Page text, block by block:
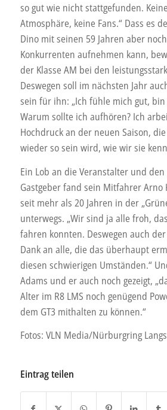
so gut wie nicht stattgefunden.
Atmosphäre, keine Fans.“ Dass es
Dino mit seinen 59 Jahren aber
Konkurrenten aufnehmen kann,
der Klasse AM bei den
Deswegen soll im nächsten Jahr
sein für ihn: „Ich fühle mich gut,
Warum sollte ich aufhören? Ich
Hochdruck an der neuen Saison,
wieder so sein wird, wie wir sie
Ein Lob an die Veranstalter und
Gastgeber fand sein Mitfahrer Arno
seit mehr als 20 Jahren in der
unterwegs. „Wir sind ja alle froh,
fahren konnten. Deswegen auch
Dank an alle, die das überhaupt
diesen schwierigen Umständen.“
Adams und er auch noch gezeigt,
Alter im R8 LMS noch genügend
dem GT3 mithalten zu können.“
Fotos: VLN Media/Nürburgring
Eintrag teilen